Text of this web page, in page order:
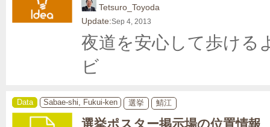
Tetsuro_Toyoda
Update:Sep 4, 2013
夜道を安心して歩ける
ビ
Data Sabae-shi, Fukui-ken 選挙 鯖江
選挙ポスター掲示場の位置情報